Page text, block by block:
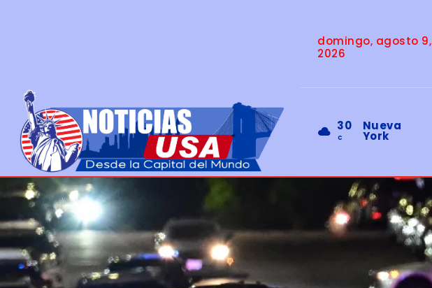
domingo, agosto 9,
2026
30
C
Nueva
York